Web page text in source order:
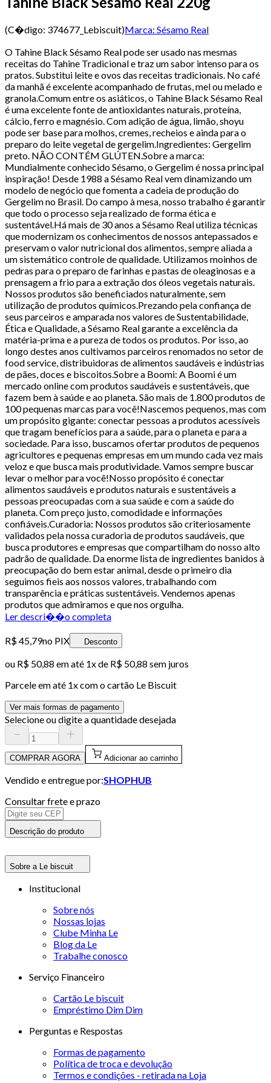
(C�digo: 374677_Lebiscuit)Marca: Sésamo Real
O Tahine Black Sésamo Real pode ser usado nas mesmas
receitas do Tahine Tradicional e traz um sabor intenso para os
pratos. Substitui leite e ovos das receitas tradicionais. No café
da manhã é excelente acompanhado de frutas, mel ou melado e
granola.Comum entre os asiáticos, o Tahine Black Sésamo Real
é uma excelente fonte de antioxidantes naturais, proteína,
cálcio, ferro e magnésio. Com adição de água, limão, shoyu
pode ser base para molhos, cremes, recheios e ainda para o
preparo do leite vegetal de gergelim.Ingredientes: Gergelim
preto. NÃO CONTÉM GLÚTEN.Sobre a marca:
Mundialmente conhecido Sésamo, o Gergelim é nossa principal
inspiração! Desde 1988 a Sésamo Real vem dinamizando um
modelo de negócio que fomenta a cadeia de produção do
Gergelim no Brasil. Do campo à mesa, nosso trabalho é garantir
que todo o processo seja realizado de forma ética e
sustentável.Há mais de 30 anos a Sésamo Real utiliza técnicas
que modernizam os conhecimentos de nossos antepassados e
preservam o valor nutricional dos alimentos, sempre aliada a
um sistemático controle de qualidade. Utilizamos moinhos de
pedras para o preparo de farinhas e pastas de oleaginosas e a
prensagem a frio para a extração dos óleos vegetais naturais.
Nossos produtos são beneficiados naturalmente, sem
utilização de produtos químicos.Prezando pela confiança de
seus parceiros e amparada nos valores de Sustentabilidade,
Ética e Qualidade, a Sésamo Real garante a excelência da
matéria-prima e a pureza de todos os produtos. Por isso, ao
longo destes anos cultivamos parceiros renomados no setor de
food service, distribuidoras de alimentos saudáveis e indústrias
de pães, doces e biscoitos.Sobre a Boomi: A Boomi é um
mercado online com produtos saudáveis e sustentáveis, que
fazem bem à saúde e ao planeta. São mais de 1.800 produtos de
100 pequenas marcas para você!Nascemos pequenos, mas com
um propósito gigante: conectar pessoas a produtos acessíveis
que tragam benefícios para a saúde, para o planeta e para a
sociedade. Para isso, buscamos ofertar produtos de pequenos
agricultores e pequenas empresas em um mundo cada vez mais
veloz e que busca mais produtividade. Vamos sempre buscar
levar o melhor para você!Nosso propósito é conectar
alimentos saudáveis e produtos naturais e sustentáveis a
pessoas preocupadas com a sua saúde e com a saúde do
planeta. Com preço justo, comodidade e informações
confiáveis.Curadoria: Nossos produtos são criteriosamente
validados pela nossa curadoria de produtos saudáveis, que
busca produtores e empresas que compartilham do nosso alto
padrão de qualidade. Da enorme lista de ingredientes banidos à
preocupação do bem estar animal, desde o primeiro dia
seguimos fieis aos nossos valores, trabalhando com
transparência e práticas sustentáveis. Vendemos apenas
produtos que admiramos e que nos orgulha.
Ler descri��o completa
R$ 45,79no PIX Desconto
ou R$ 50,88 em até 1x de R$ 50,88 sem juros
Parcele em até 1x com o cartão Le Biscuit
Ver mais formas de pagamento
Selecione ou digite a quantidade desejada
COMPRAR AGORA Adicionar ao carrinho
Vendido e entregue por:SHOPHUB
Consultar frete e prazo
Descrição do produto
Sobre a Le biscuit
Institucional
Sobre nós
Nossas lojas
Clube Minha Le
Blog da Le
Trabalhe conosco
Serviço Financeiro
Cartão Le biscuit
Empréstimo Dim Dim
Perguntas e Respostas
Formas de pagamento
Política de troca e devolução
Termos e condições - retirada na Loja